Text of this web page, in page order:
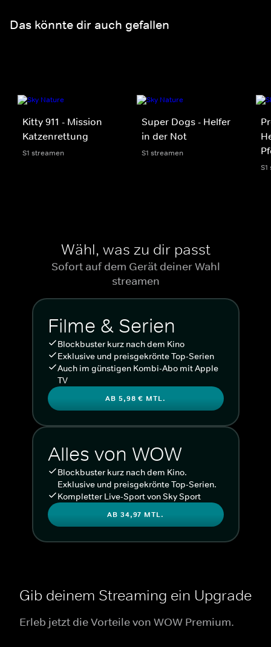
Das könnte dir auch gefallen
Kitty 911 - Mission
Katzenrettung
S1 streamen
Super Dogs - Helfer
in der Not
S1 streamen
Wähl, was zu dir passt
Sofort auf dem Gerät deiner Wahl
streamen
Filme & Serien
Blockbuster kurz nach dem Kino
Exklusive und preisgekrönte Top-Serien
Auch im günstigen Kombi-Abo mit Apple
TV
AB 5,98 € MTL.
Alles von WOW
Blockbuster kurz nach dem Kino.
Exklusive und preisgekrönte Top-Serien.
Kompletter Live-Sport von Sky Sport
AB 34,97 MTL.
Gib deinem Streaming ein Upgrade
Erleb jetzt die Vorteile von WOW Premium.